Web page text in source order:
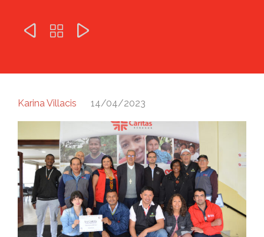
  
Karina Villacis 14/04/2023